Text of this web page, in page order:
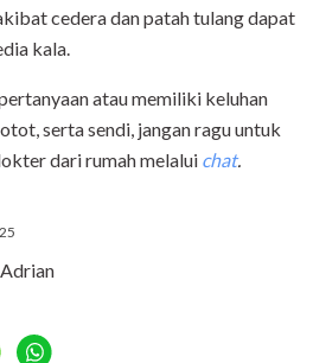
cedera dan patah tulang dapat
kala.
atau memiliki keluhan
serta sendi, jangan ragu untuk
dari rumah melalui chat.